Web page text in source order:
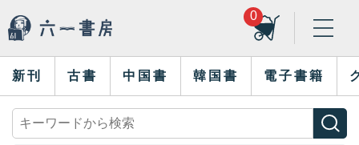
0
新刊 古書 中国書 韓国書 電子書籍